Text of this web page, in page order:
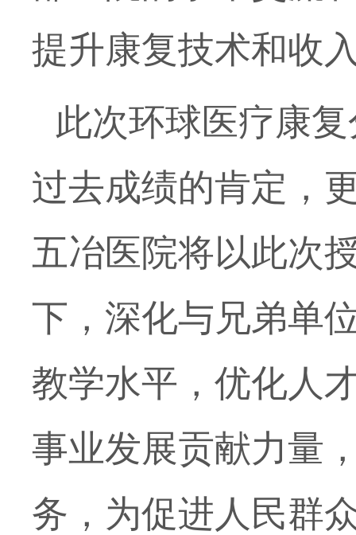
提升康复技术和收
此次环球医疗康
过去成绩的肯定，
五冶医院将以此次
下，深化与兄弟单
教学水平，优化人
事业发展贡献力量
务，为促进人民群